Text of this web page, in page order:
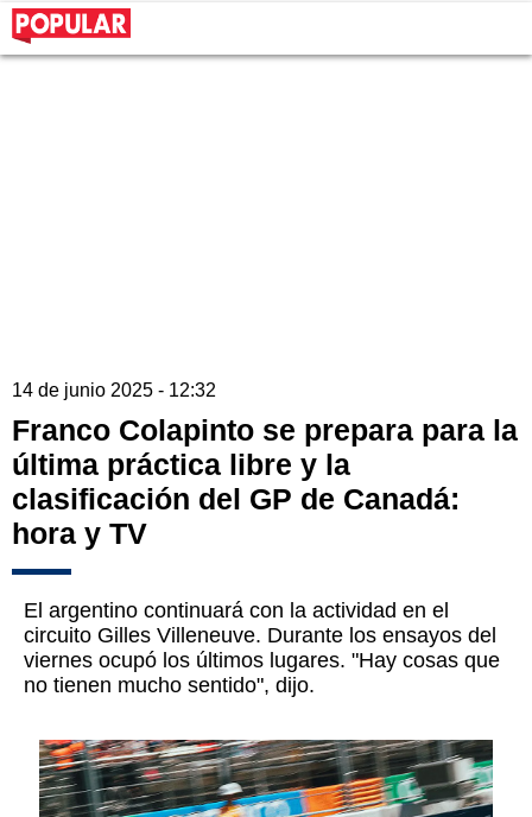
14 de junio 2025 - 12:32
Franco Colapinto se prepara para la
última práctica libre y la
clasificación del GP de Canadá:
hora y TV
El argentino continuará con la actividad en el
circuito Gilles Villeneuve. Durante los ensayos del
viernes ocupó los últimos lugares. "Hay cosas que
no tienen mucho sentido", dijo.